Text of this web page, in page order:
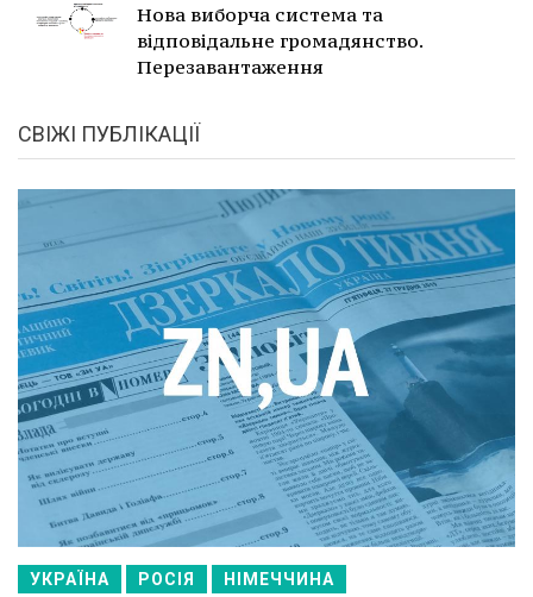
Нова виборча система та
відповідальне громадянство.
Перезавантаження
СВІЖІ ПУБЛІКАЦІЇ
УКРАЇНА РОСІЯ НІМЕЧЧИНА